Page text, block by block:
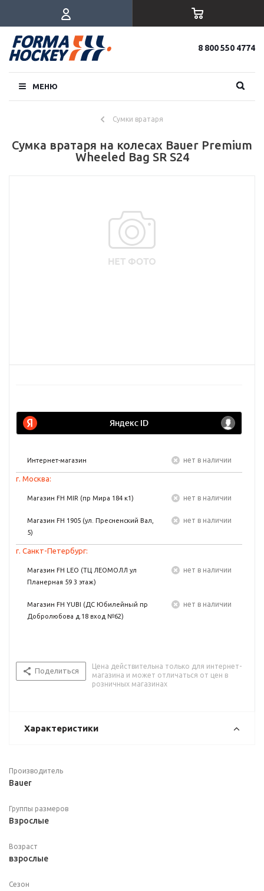
8 800 550 4774
МЕНЮ
Сумки вратаря
Сумка вратаря на колесах Bauer Premium
Wheeled Bag SR S24
Интернет-магазин Нет в наличии
г. Москва:
Магазин FH MIR (пр Мира 184 к1) Нет в наличии
Магазин FH 1905 (ул. Пресненский Вал,
5)
Нет в наличии
г. Санкт-Петербург:
Магазин FH LEO (ТЦ ЛЕОМОЛЛ ул
Планерная 59 3 этаж)
Нет в наличии
Магазин FH YUBI (ДС Юбилейный пр
Добролюбова д.18 вход №62)
Нет в наличии
Поделиться
Цена действительна только для интернет-
магазина и может отличаться от цен в
розничных магазинах
Характеристики
Производитель
Bauer
Группы размеров
Взрослые
Возраст
взрослые
Сезон